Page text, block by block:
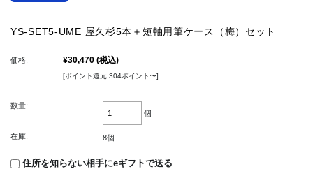
YS-SET5-UME 屋久杉5本＋短軸用筆ケース（梅）セット
価格: ¥30,470 (税込)
[ポイント還元 304ポイント〜]
数量:
個
在庫: 8個
住所を知らない相手にeギフトで送る